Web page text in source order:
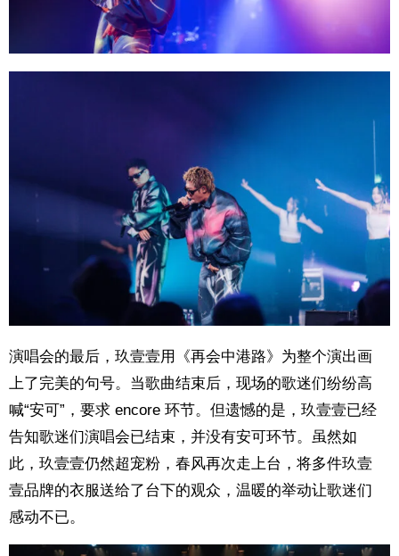
演唱会的最后，玖壹壹用《再会中港路》为整个演出画
上了完美的句号。当歌曲结束后，现场的歌迷们纷纷高
喊“安可”，要求 encore 环节。但遗憾的是，玖壹壹已经
告知歌迷们演唱会已结束，并没有安可环节。虽然如
此，玖壹壹仍然超宠粉，春风再次走上台，将多件玖壹
壹品牌的衣服送给了台下的观众，温暖的举动让歌迷们
感动不已。